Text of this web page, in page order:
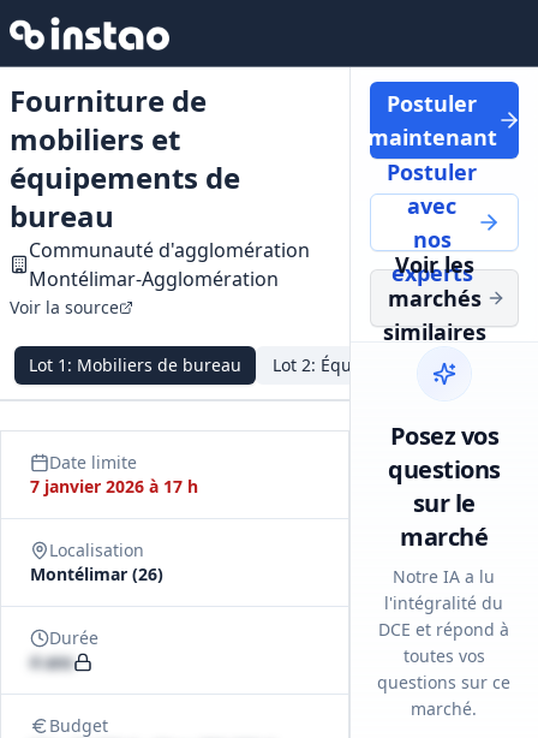
Fourniture de
mobiliers et
équipements de
bureau
Communauté d'agglomération
Montélimar‑Agglomération
Voir la source
Lot 1 : Mobiliers de bureau Lot 2: Équipements de bureau
Date limite
7 janvier 2026 à 17 h
Localisation
Montélimar (26)
Durée
4 ans
Budget
Postuler
maintenant
Postuler
avec
nos
experts
Voir les
marchés
similaires
Posez vos
questions
sur le
marché
Notre IA a lu
l'intégralité du
DCE et répond à
toutes vos
questions sur ce
marché.